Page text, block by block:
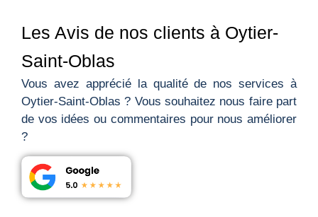
Les Avis de nos clients à Oytier-
Saint-Oblas
Vous avez apprécié la qualité de nos services à
Oytier-Saint-Oblas ? Vous souhaitez nous faire part
de vos idées ou commentaires pour nous améliorer
?